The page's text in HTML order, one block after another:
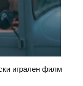
игрален филм